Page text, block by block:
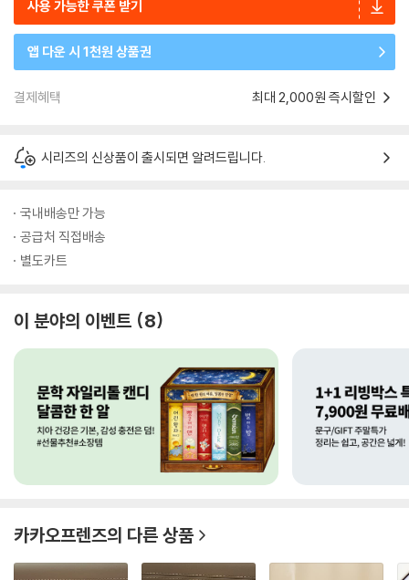
사용 가능한 쿠폰 받기
앱 다운 시 1천원 상품권
결제혜택 최대 2,000원 즉시할인
시리즈의 신상품이 출시되면 알려드립니다.
국내배송만 가능
공급처 직접배송
별도카트
이 분야의 이벤트 8
카카오프렌즈의 다른 상품